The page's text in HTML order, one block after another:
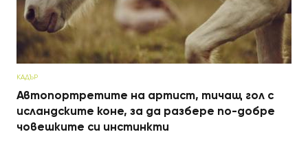
КАДЪР
Автопортретите на артист, тичащ гол с
исландските коне, за да разбере по-добре
човешките си инстинкти